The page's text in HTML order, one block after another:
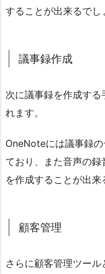
することが出来るでし
議事録作成
次に議事録を作成す
れます。
OneNoteには議事録
ており、また音声の
を作成することが出来
顧客管理
さらに顧客管理ツー